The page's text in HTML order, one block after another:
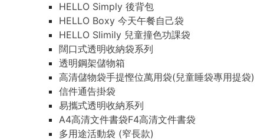
HELLO Simply 後背包
HELLO Boxy 今天午餐自己袋
HELLO Slimily 兒童撞色功課袋
闊口式透明收納袋系列
透明鋼架儲物箱
高清儲物袋手提慳位萬用袋(兒童睡袋專用提袋)
信件通告掛袋
易攜式透明收納系列
A4高清文件書袋F4高清文件書袋
多用途活動袋 (窄長款)